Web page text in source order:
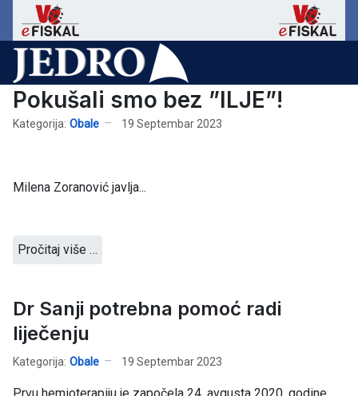
Pokušali smo bez ”ILJE”!
Kategorija: Obale 19 Septembar 2023
Milena Zoranović javlja...
Pročitaj više …
Dr Sanji potrebna pomoć radi
liječenju
Kategorija: Obale 19 Septembar 2023